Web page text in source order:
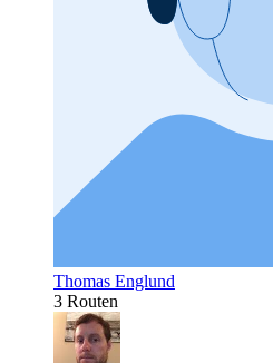
Thomas Englund
3 Routen